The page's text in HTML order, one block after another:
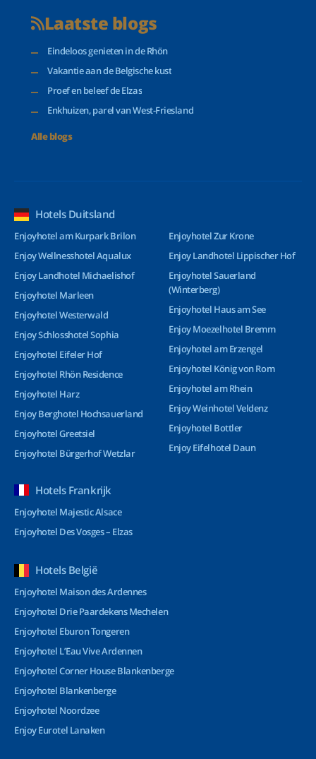
Laatste blogs
Eindeloos genieten in de Rhön
Vakantie aan de Belgische kust
Proef en beleef de Elzas
Enkhuizen, parel van West-Friesland
Alle blogs
Hotels Duitsland
Enjoyhotel am Kurpark Brilon
Enjoy Wellnesshotel Aqualux
Enjoy Landhotel Michaelishof
Enjoyhotel Marleen
Enjoyhotel Westerwald
Enjoy Schlosshotel Sophia
Enjoyhotel Eifeler Hof
Enjoyhotel Rhön Residence
Enjoyhotel Harz
Enjoy Berghotel Hochsauerland
Enjoyhotel Greetsiel
Enjoyhotel Bürgerhof Wetzlar
Enjoyhotel Zur Krone
Enjoy Landhotel Lippischer Hof
Enjoyhotel Sauerland
(Winterberg)
Enjoyhotel Haus am See
Enjoy Moezelhotel Bremm
Enjoyhotel am Erzengel
Enjoyhotel König von Rom
Enjoyhotel am Rhein
Enjoy Weinhotel Veldenz
Enjoyhotel Bottler
Enjoy Eifelhotel Daun
Hotels Frankrijk
Enjoyhotel Majestic Alsace
Enjoyhotel Des Vosges – Elzas
Hotels België
Enjoyhotel Maison des Ardennes
Enjoyhotel Drie Paardekens Mechelen
Enjoyhotel Eburon Tongeren
Enjoyhotel L’Eau Vive Ardennen
Enjoyhotel Corner House Blankenberge
Enjoyhotel Blankenberge
Enjoyhotel Noordzee
Enjoy Eurotel Lanaken